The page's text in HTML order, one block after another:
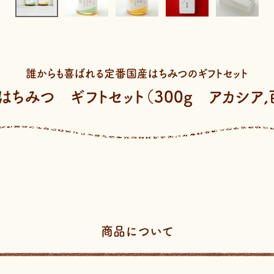
誰からも喜ばれる定番国産はちみつのギフトセット
ちみつ ギフトセット（300g アカシア,
商品について